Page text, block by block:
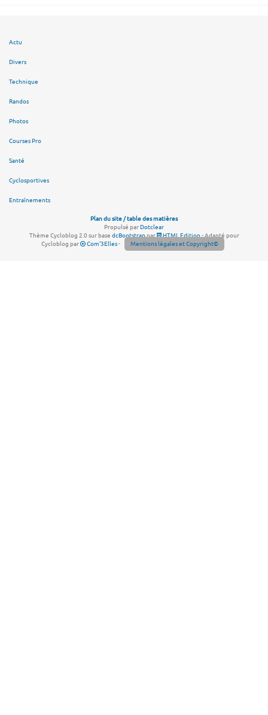
Actu
Divers
Technique
Randos
Photos
Courses Pro
Santé
Cyclosportives
Entraînements
Plan du site / table des matières
Propulsé parDotclear
Thème Cycloblog 2.0 sur base dcBootstrappar HTML Edition- Adapté pour
Cycloblog par
Com'3Elles- Mentions légales et Copyright©